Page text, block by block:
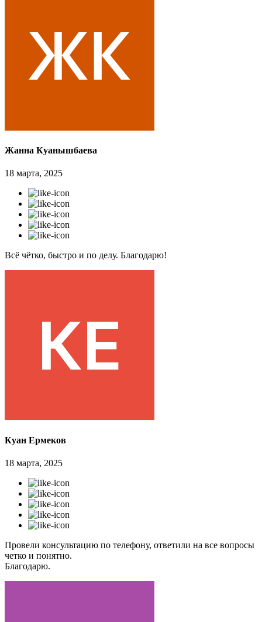
Жанна Куанышбаева
18 марта, 2025
Всё чётко, быстро и по делу. Благодарю!
Куан Ермеков
18 марта, 2025
Провели консультацию по телефону, ответили на все вопросы
четко и понятно.
Благодарю.